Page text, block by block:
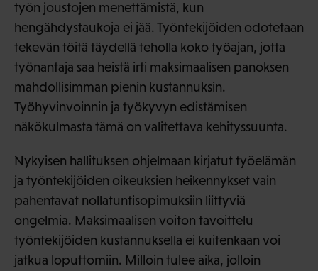
työn joustojen menettämistä, kun
hengähdystaukoja ei jää. Työntekijöiden odotetaan
tekevän töitä täydellä teholla koko työajan, jotta
työnantaja saa heistä irti maksimaalisen panoksen
mahdollisimman pienin kustannuksin.
Työhyvinvoinnin ja työkyvyn edistämisen
näkökulmasta tämä on valitettava kehityssuunta.
Nykyisen hallituksen ohjelmaan kirjatut työelämän
ja työntekijöiden oikeuksien heikennykset vain
pahentavat nollatuntisopimuksiin liittyviä
ongelmia. Maksimaalisen voiton tavoittelu
työntekijöiden kustannuksella ei kuitenkaan voi
jatkua loputtomiin. Milloin tulee aika, jolloin